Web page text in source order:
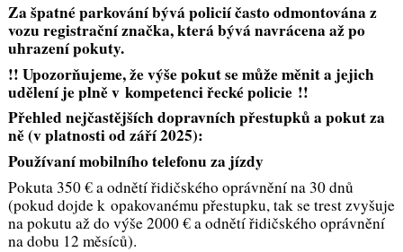
Za špatné parkování bývá policií často odmontována z
vozu registrační značka, která bývá navrácena až po
uhrazení pokuty.
!! Upozorňujeme, že výše pokut se může měnit a jejich
udělení je plně v kompetenci řecké policie !!
Přehled nejčastějších dopravních přestupků a pokut za
ně (v platnosti od září 2025):
Používaní mobilního telefonu za jízdy
Pokuta 350 € a odnětí řidičského oprávnění na 30 dnů
(pokud dojde k opakovanému přestupku, tak se trest zvyšuje
na pokutu až do výše 2000 € a odnětí řidičského oprávnění
na dobu 12 měsíců).